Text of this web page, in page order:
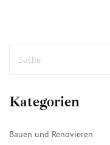
Kategorien
Bauen und Renovieren